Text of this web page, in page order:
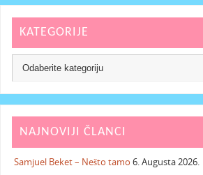
KATEGORIJE
NAJNOVIJI ČLANCI
Samjuel Beket – Nešto tamo 6. Augusta 2026.